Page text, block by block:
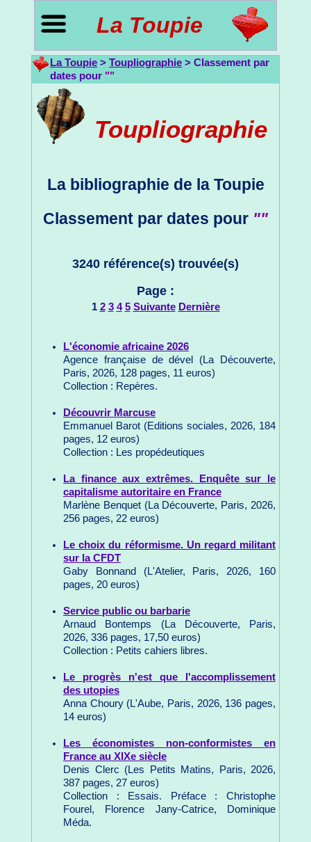
La Toupie
La Toupie > Toupliographie > Classement par
dates pour ""
Toupliographie
La bibliographie de la Toupie
Classement par dates pour ""
3240 référence(s) trouvée(s)
Page :
1 2 3 4 5 Suivante Dernière
L'économie africaine 2026
Agence française de dével (La Découverte,
Paris, 2026, 128 pages, 11 euros)
Collection : Repères.
Découvrir Marcuse
Emmanuel Barot (Editions sociales, 2026, 184
pages, 12 euros)
Collection : Les propédeutiques
La finance aux extrêmes. Enquête sur le
capitalisme autoritaire en France
Marlène Benquet (La Découverte, Paris, 2026,
256 pages, 22 euros)
Le choix du réformisme. Un regard militant
sur la CFDT
Gaby Bonnand (L'Atelier, Paris, 2026, 160
pages, 20 euros)
Service public ou barbarie
Arnaud Bontemps (La Découverte, Paris,
2026, 336 pages, 17,50 euros)
Collection : Petits cahiers libres.
Le progrès n'est que l'accomplissement
des utopies
Anna Choury (L'Aube, Paris, 2026, 136 pages,
14 euros)
Les économistes non-conformistes en
France au XIXe siècle
Denis Clerc (Les Petits Matins, Paris, 2026,
387 pages, 27 euros)
Collection : Essais. Préface : Christophe
Fourel, Florence Jany-Catrice, Dominique
Méda.